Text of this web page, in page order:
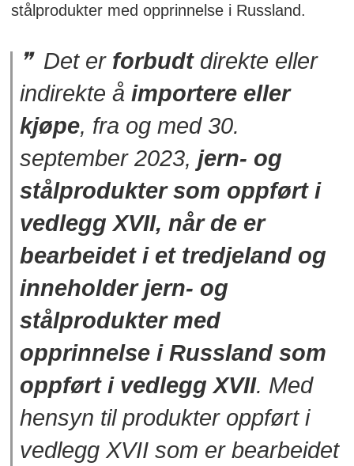
Kontaktinfo: martin.often@nholt.no.
stålprodukter med opprinnelse i Russland.
Det er forbudtdirekte eller
indirekte å importere eller
kjøpe, fra og med 30.
september 2023,jern- og
stålprodukter som oppført i
vedlegg XVII, når de er
bearbeidet i et tredjeland og
inneholder jern- og
stålprodukter med
opprinnelse i Russland som
oppført i vedlegg XVII. Med
hensyn til produkter oppført i
vedlegg XVII som er bearbeidet